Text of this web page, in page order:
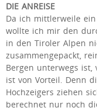
DIE ANREISE
Da ich mittlerweile
wollte ich mir den
in den Tiroler Alpen
zusammengepackt,
Bergen unterwegs
ist von Vorteil. Denn
Hochzeigers ziehen
berechnet nur noch